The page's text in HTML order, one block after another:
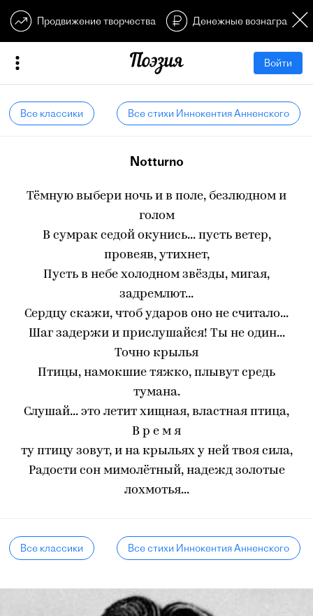
Продвижение творчества Денежные
Войти
Все классики Все стихи Иннокентия Анненского
Notturno
Тёмную выбери ночь и в поле, безлюдном и
голом
В сумрак седой окунись... пусть ветер,
провеяв, утихнет,
Пусть в небе холодном звёзды, мигая,
задремлют...
Сердцу скажи, чтоб ударов оно не считало...
Шаг задержи и прислушайся! Ты не один...
Точно крылья
Птицы, намокшие тяжко, плывут средь
тумана.
Слушай... это летит хищная, властная птица,
В р е м я
ту птицу зовут, и на крыльях у ней твоя сила,
Радости сон мимолётный, надежд золотые
лохмотья...
Все классики Все стихи Иннокентия Анненского